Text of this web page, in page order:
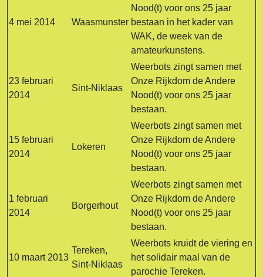
4 mei 2014 Waasmunster
Nood(t) voor ons 25 jaar
bestaan in het kader van
WAK, de week van de
amateurkunstens.
23 februari
2014
Sint-Niklaas
Weerbots zingt samen met
Onze Rijkdom de Andere
Nood(t) voor ons 25 jaar
bestaan.
15 februari
2014
Lokeren
Weerbots zingt samen met
Onze Rijkdom de Andere
Nood(t) voor ons 25 jaar
bestaan.
1 februari
2014
Borgerhout
Weerbots zingt samen met
Onze Rijkdom de Andere
Nood(t) voor ons 25 jaar
bestaan.
10 maart 2013
Tereken,
Sint-Niklaas
Weerbots kruidt de viering en
het solidair maal van de
parochie Tereken.